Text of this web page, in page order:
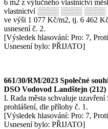
6 m2 z výlučného vlastnictví
vlastnictví ░░░░ ░░░░ ░░░░
ve výši 1 077 Kč/m2, tj. 6 462
usnesení č. 2.
[Výsledek hlasování: Pro: 7,
Usnesení bylo: PŘIJATO]
661/30/RM/2023 Společné
DSO Vodovod Landštejn (212)
I. Rada města schvaluje uzavření
prohlášení, dle přílohy č. 1.
[Výsledek hlasování: Pro: 7,
Usnesení bylo: PŘIJATO]